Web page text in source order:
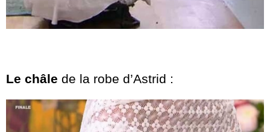
Le châle de la robe d’Astrid :